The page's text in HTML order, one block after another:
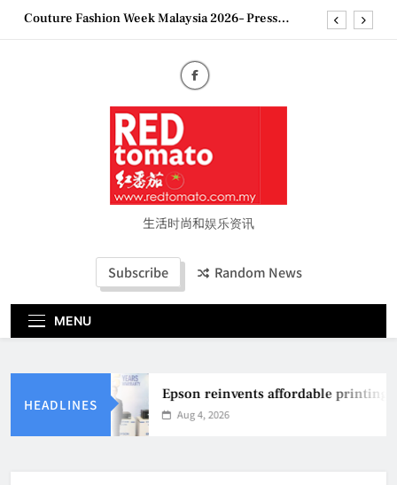
SkipCouture Fashion Week Malaysia 2026– Press
妈妈提供分享剖腹产复原历程的空间
2026 全国房地产大奖创历史纪录 见证马来西亚房
地产经纪行业蓬勃发展
Epson reinvents affordable printing with next-
generation EcoTank Series
Couture Fashion Week Malaysia 2026– Press
“See Her Heal – 1,000 Untold Stories” 为马来西亚
妈妈提供分享剖腹产复原历程的空间
地产经纪行业蓬勃发展
生活时尚和娱乐资讯
Subscribe Random News
MENU
HEADLINES
Epson reinvents affordable printing
Aug 4, 2026